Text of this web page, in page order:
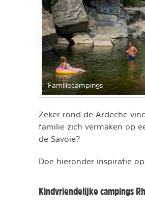
Familiecampings
Zeker rond de Ardèche
familie zich vermaken op
de Savoie?
Doe hieronder inspiratie
Kindvriendelijke campings